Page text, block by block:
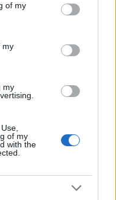
You may click to
its third-party tags to
in below Google
of my
my
my
of my
with the
il weekend a Olbia e in